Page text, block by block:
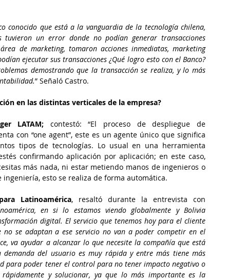
conocido que está a la vanguardia de la tecnología chilena,
un error donde no podían generar transacciones
de marketing, tomaron acciones inmediatas, marketing
ejecutar sus transacciones ¿Qué logro esto con el Banco?
demostrando que la transacción se realiza, y lo más
” Señaló Castro.
en las distintas verticales de la empresa?
LATAM; contestó: “El proceso de despliegue de
con “one agent”, este es un agente único que significa
tipos de tecnologías. Lo usual en una herramienta
confirmando aplicación por aplicación; en este caso,
más nada, ni estar metiendo manos de ingenieros o
esto se realiza de forma automática.
Latinoamérica, resaltó durante la entrevista con
en si lo estamos viendo globalmente y Bolivia
digital. El servicio que tenemos hoy para el cliente
se adaptan a ese servicio no van a poder competir en el
va ayudar a alcanzar lo que necesite la compañía que está
del usuario es muy rápida y entre más tiene más
para poder tener el control para no tener impacto negativo o
y solucionar, ya que lo más importante es la